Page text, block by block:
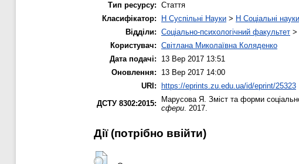
Тип ресурсу: Стаття
Класифікатор:
H Суспільні Науки > H Соціальні
Відділи: Соціально-психологічний факультет >
Користувач: Світлана Миколаївна Коляденко
Дата подачі:
13 Вер 2017 13:51
Оновлення:
13 Вер 2017 14:00
URI:
https://eprints.zu.edu.ua/id/eprint/25323
ДСТУ 8302:2015:
Марусова Я. Зміст та форми
сфери. 2017.
Дії ​​(потрібно ввійти)